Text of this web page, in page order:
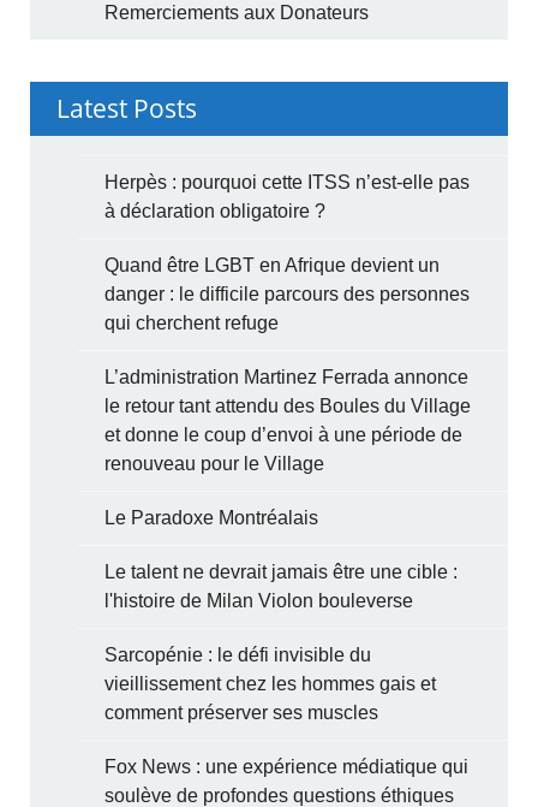
Remerciements aux Donateurs
Latest Posts
Herpès : pourquoi cette ITSS n’est-elle pas
à déclaration obligatoire ?
Quand être LGBT en Afrique devient un
danger : le difficile parcours des personnes
qui cherchent refuge
L’administration Martinez Ferrada annonce
le retour tant attendu des Boules du Village
et donne le coup d’envoi à une période de
renouveau pour le Village
Le Paradoxe Montréalais
Le talent ne devrait jamais être une cible :
l'histoire de Milan Violon bouleverse
Sarcopénie : le défi invisible du
vieillissement chez les hommes gais et
comment préserver ses muscles
Fox News : une expérience médiatique qui
soulève de profondes questions éthiques